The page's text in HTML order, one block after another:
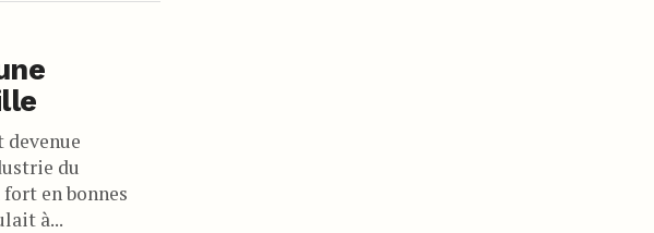
devenue
du
en bonnes
à...